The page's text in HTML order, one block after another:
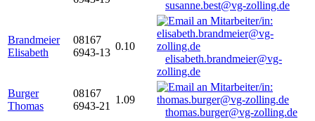
susanne.best@vg-zolling.de
Brandmeier
Elisabeth
08167
6943-13
0.10
elisabeth.brandmeier@vg-
zolling.de
Burger
Thomas
08167
6943-21
1.09
thomas.burger@vg-zolling.de